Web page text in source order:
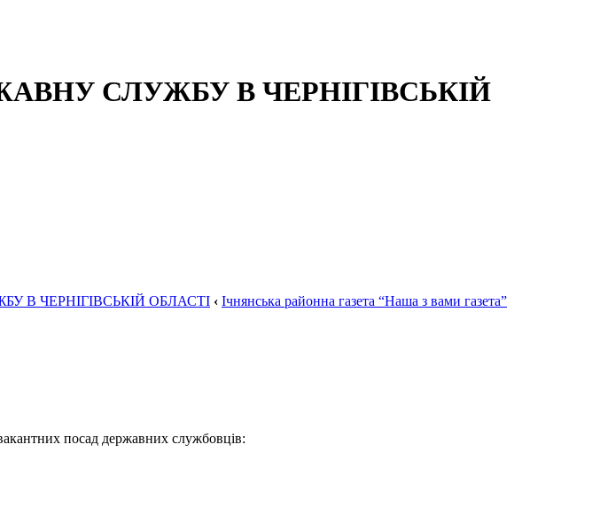
СЛУЖБУ В ЧЕРНІГІВСЬКІЙ
В ЧЕРНІГІВСЬКІЙ ОБЛАСТІ ‹ Ічнянська районна газета “Наша з вами газета”
посад державних службовців: